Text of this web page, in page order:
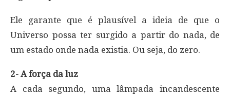
Ele garante que é plausível a ideia de que o
Universo possa ter surgido a partir do nada, de
um estado onde nada existia. Ou seja, do zero.
2- A força da luz
A cada segundo, uma lâmpada incandescente